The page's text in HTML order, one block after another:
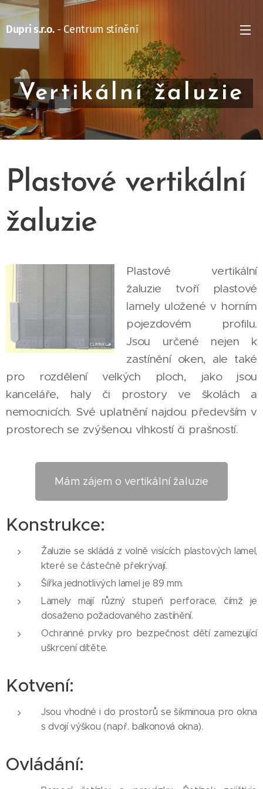
Dupri s.r.o. - Centrum stínění
Vertikální žaluzie
Plastové vertikální
žaluzie
Plastové vertikální
žaluzie tvoří plastové
lamely uložené v horním
pojezdovém profilu.
Jsou určené nejen k
zastínění oken, ale také
pro rozdělení velkých ploch, jako jsou
kanceláře, haly či prostory ve školách a
nemocnicích. Své uplatnění najdou především v
prostorech se zvýšenou vlhkostí či prašností.
Mám zájem o vertikální žaluzie
Konstrukce:
Žaluzie se skládá z volně visících plastových lamel,
které se částečně překrývají.
Šířka jednotlivých lamel je 89 mm.
Lamely mají různý stupeň perforace, čímž je
dosaženo požadovaného zastínění.
Ochranné prvky pro bezpečnost dětí zamezující
uškrcení dítěte.
Kotvení:
Jsou vhodné i do prostorů se šikminoua pro okna
s dvojí výškou (např. balkonová okna).
Ovládání: